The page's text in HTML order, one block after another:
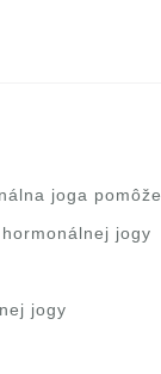
joga pomôže
jogy
jogy